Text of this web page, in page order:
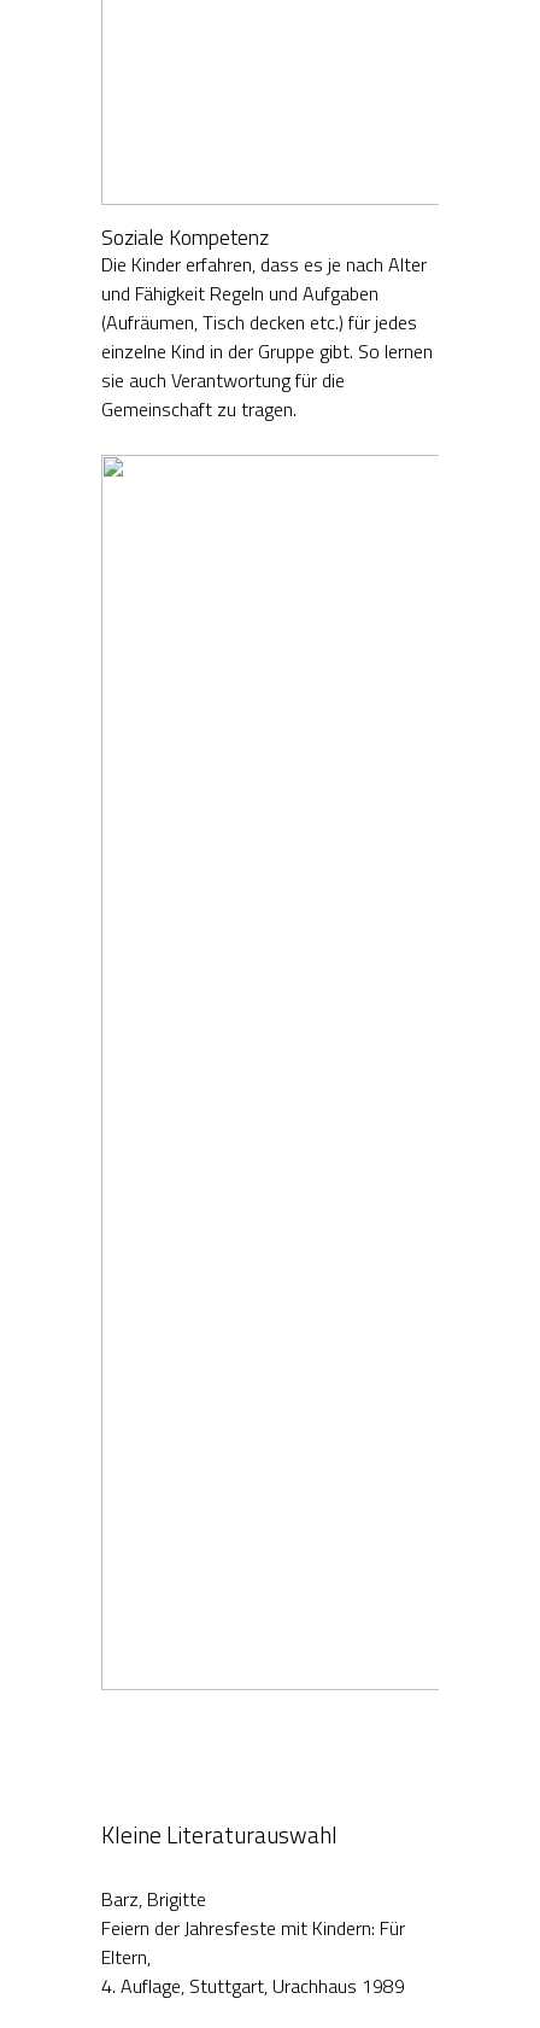
Soziale Kompetenz
Die Kinder erfahren, dass es je nach Alter
und Fähigkeit Regeln und Aufgaben
(Aufräumen, Tisch decken etc.) für jedes
einzelne Kind in der Gruppe gibt. So lernen
sie auch Verantwortung für die
Gemeinschaft zu tragen.
Kleine Literaturauswahl
Barz, Brigitte
Feiern der Jahresfeste mit Kindern: Für
Eltern,
4. Auflage, Stuttgart, Urachhaus 1989